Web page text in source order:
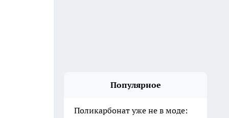
Популярное
Поликарбонат уже не в моде: